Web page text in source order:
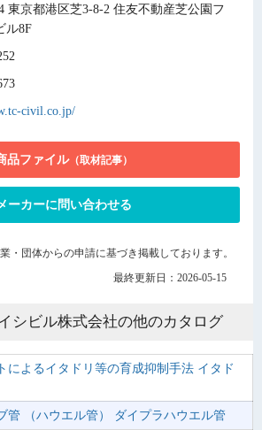
東京都港区芝3-8-2 住友不動産芝公園フ
ル8F
civil.co.jp/
品ファイル（取材記事）
ーカーに問い合わせる
・団体からの申請に基づき掲載しております。
最終更新日：2026-05-15
シビル株式会社の他のカタログ
によるイタドリ等の育成抑制手法 イタド
管 （ハウエル管） ダイプラハウエル管